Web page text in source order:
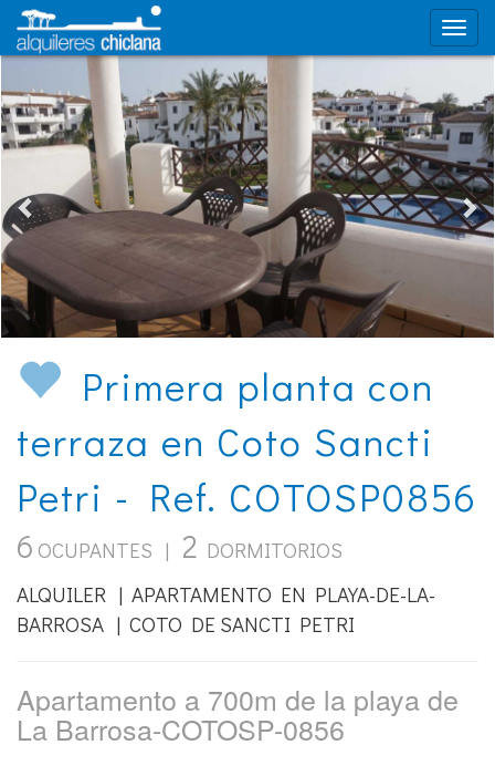
Primera planta con
terraza en Coto Sancti
Petri - Ref. COTOSP0856
6 OCUPANTES | 2 DORMITORIOS
ALQUILER | APARTAMENTO EN PLAYA-DE-LA-
BARROSA | COTO DE SANCTI PETRI
Apartamento a 700m de la playa de
La Barrosa-COTOSP-0856